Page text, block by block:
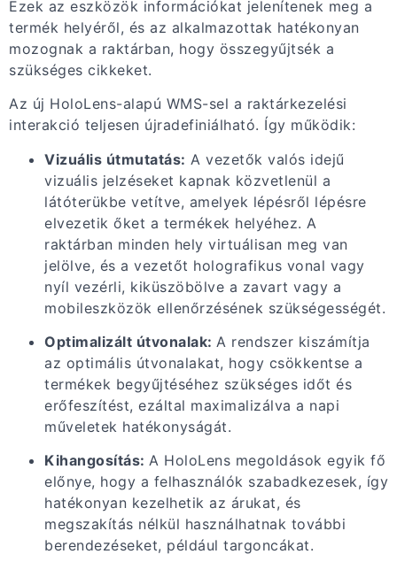
Ezek az eszközök információkat jelenítenek meg a
termék helyéről, és az alkalmazottak hatékonyan
mozognak a raktárban, hogy összegyűjtsék a
szükséges cikkeket.
Az új HoloLens-alapú WMS-sel a raktárkezelési
interakció teljesen újradefiniálható. Így működik:
Vizuális útmutatás: A vezetők valós idejű
vizuális jelzéseket kapnak közvetlenül a
látóterükbe vetítve, amelyek lépésről lépésre
elvezetik őket a termékek helyéhez. A
raktárban minden hely virtuálisan meg van
jelölve, és a vezetőt holografikus vonal vagy
nyíl vezérli, kiküszöbölve a zavart vagy a
mobileszközök ellenőrzésének szükségességét.
Optimalizált útvonalak: A rendszer kiszámítja
az optimális útvonalakat, hogy csökkentse a
termékek begyűjtéséhez szükséges időt és
erőfeszítést, ezáltal maximalizálva a napi
műveletek hatékonyságát.
Kihangosítás: A HoloLens megoldások egyik fő
előnye, hogy a felhasználók szabadkezesek, így
hatékonyan kezelhetik az árukat, és
megszakítás nélkül használhatnak további
berendezéseket, például targoncákat.